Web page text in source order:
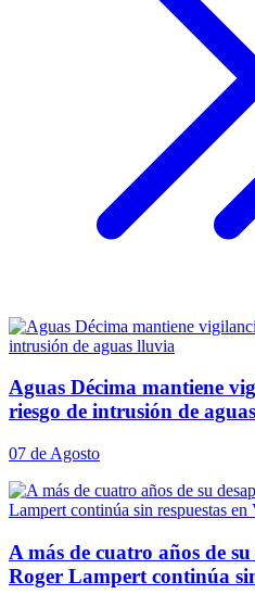
Aguas Décima mantiene
riesgo de intrusión de
07 de Agosto
A más de cuatro años de
Roger Lampert continúa